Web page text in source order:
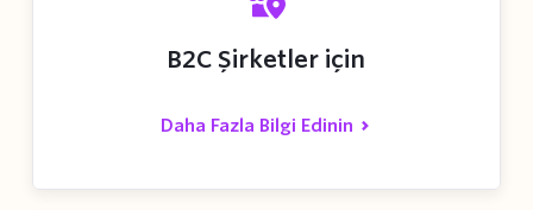
B2C Şirketler için
Daha Fazla Bilgi Edinin